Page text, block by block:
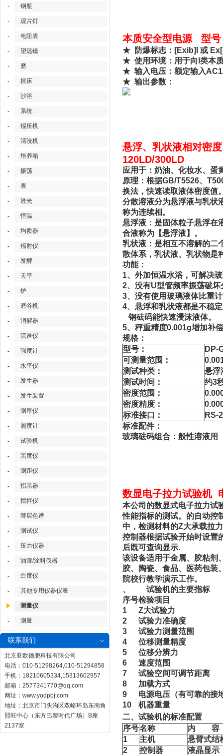
- 钢瓶
- 观片灯
- 电阻表
- 望远镜
- 磨
- 摇床
- 沙浴
- 系统
- 辊压机
- 清洗机
- 培养箱
- 振荡
- 表
- 透光
- 恒温
- 均质器
- 辐射仪
- 发酵
- 天平
- 炉
- 砻谷机
- 消解器
- 流速仪
- 强度计
- 水平仪
- 发生器
- 发生装置
- 测厚仪
- 照度计
- 试验机
- 黑度仪
- 测距仪
- 指示器
- 搅拌仪
- 薄层色谱
- 测试仪
- 压力仪器
- 油漆/涂料仪器
- 白度仪
- 其他专用仪器仪表
测量仪
- 测量
联系我们
北京亚欧德鹏科技有限公司
电话：010-51298264,010-51294858
手机：18210605334,15313602957
邮箱： 2577341770@qq.com
网址： www.yodpbj.com
地址：北京市门头沟区双峪环岛东南角
熙旺中心（东方巴黎时代广场）B座
2137室
本质安全型电源 型号
★ 防爆标志：[Exib]I 或
★ 使用环境：用于向I类本
★ 输入电压：额定输入
★ 输出参数：
悬浮、乳状液相对密
120LD/300LD
应用于：奶油、化妆水、蛋
原理：根据GB/T5526、
换法，快速读取液体密度值
分散溶液分为悬浮液与乳状
称为连续相。
悬浮液：是固体粒子悬浮在
合液称为【悬浮液】。
乳状液：是相互不溶解的二
散体系，乳状液、乳状物是
功能：
1、外加恒温水浴，可解决
2、没有U型管频率振荡破
3、没有使用玻璃液体比重
4、悬浮和乳状液都是不稳
钢砝码能快速浸沫液体。
5、秤重精度0.001g增加补
规格：
型号：
DP-
可测量范围：
测试种类：
悬浮
测试时间：
约3
密度范围：
密度精度：
标准接口：
RS-
标准配件：
玻璃砝码组合：般性溶液用
数显电子拉力试验机
本公司的数显式电子拉力试
性能指标的测试。的自动控
中，检测材料的Z大承载拉
控制器根据试验开始时设置
后既可查询显示.
该设备适用于金属、胶粘剂
胶、陶瓷、食品、医药包装
院校行教学演示工作。
、 试验机的主要指标
序号检验项目
1
Z大试验力
2
试验力准确度
3
试验力测量范围
4
位移测量精度
5
位移分辨力
6
速度范围
7
试验空间可调节距离
8
加载方式
9
电源电压（有可靠的接
10
机器重量
二、试验机的标准配置
序号名称
内 容
1
主机
悬臂式结
2
控制器
液晶显示